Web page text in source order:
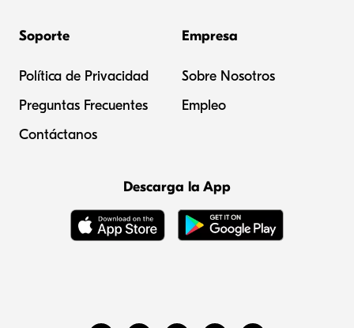
Soporte
Política de Privacidad
Preguntas Frecuentes
Contáctanos
Empresa
Sobre Nosotros
Empleo
Descarga la App